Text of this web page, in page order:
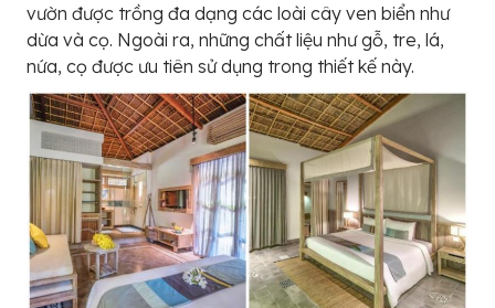
vườn được trồng đa dạng các loài cây ven biển như
dừa và cọ. Ngoài ra, những chất liệu như gỗ, tre, lá,
nứa, cọ được ưu tiên sử dụng trong thiết kế này.